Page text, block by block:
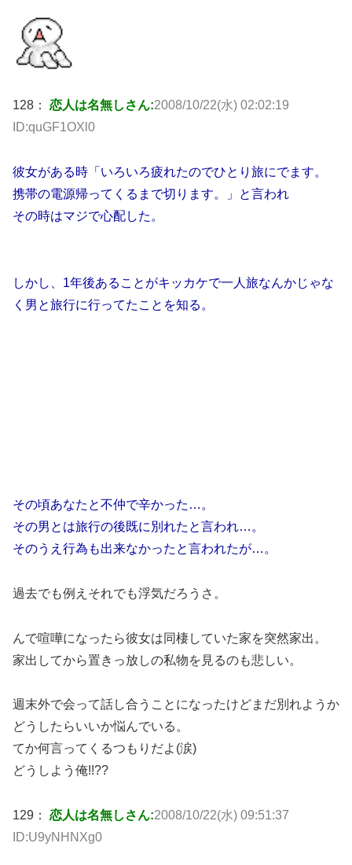
128： 恋人は名無しさん:2008/10/22(水) 02:02:19
ID:quGF1OXl0
彼女がある時「いろいろ疲れたのでひとり旅にでます。
携帯の電源帰ってくるまで切ります。」と言われ
その時はマジで心配した。
しかし、1年後あることがキッカケで一人旅なんかじゃな
く男と旅行に行ってたことを知る。
その頃あなたと不仲で辛かった…。
その男とは旅行の後既に別れたと言われ…。
そのうえ行為も出来なかったと言われたが…。
過去でも例えそれでも浮気だろうさ。
んで喧嘩になったら彼女は同棲していた家を突然家出。
家出してから置きっ放しの私物を見るのも悲しい。
週末外で会って話し合うことになったけどまだ別れようか
どうしたらいいか悩んでいる。
てか何言ってくるつもりだよ(涙)
どうしよう俺!!??
129： 恋人は名無しさん:2008/10/22(水) 09:51:37
ID:U9yNHNXg0